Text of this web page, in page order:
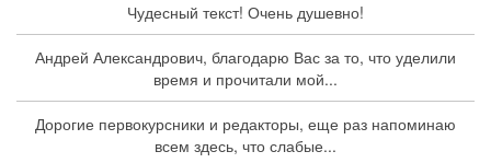
Чудесный текст! Очень душевно!
Андрей Александрович, благодарю Вас за то, что уделили
время и прочитали мой...
Дорогие первокурсники и редакторы, еще раз напоминаю
всем здесь, что слабые...